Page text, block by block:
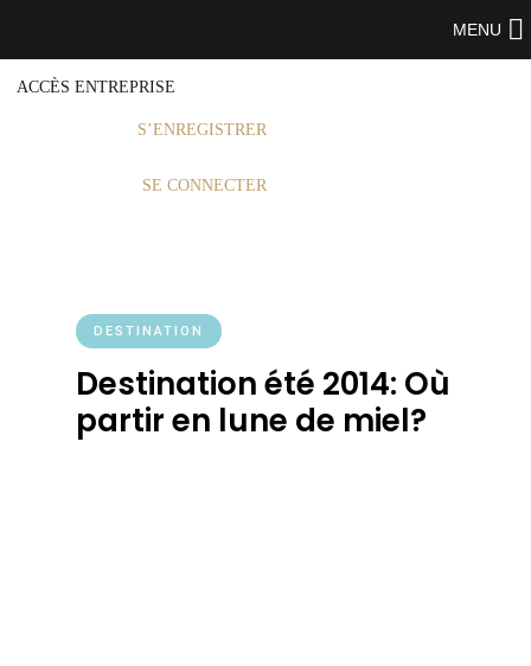
ACCÈS ENTREPRISE
S’ENREGISTRER
SE CONNECTER
MENU
DESTINATION
Destination été 2014: Où
partir en lune de miel?